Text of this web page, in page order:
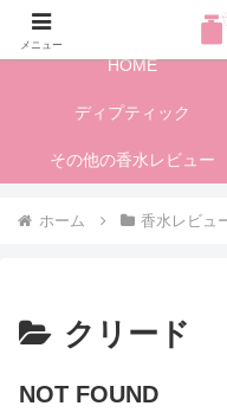
フレグラン
HOME
ディプティック
その他の香水レビュー
ホーム 香水レビュ
クリード
NOT FOUND
メニュー